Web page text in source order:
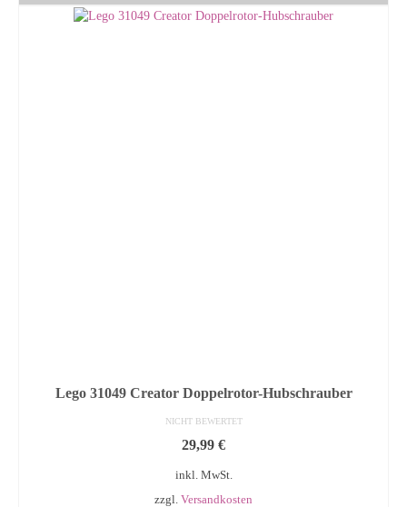
Lego 31049 Creator Doppelrotor-Hubschrauber
NICHT BEWERTET
29,99 €
inkl. MwSt.
zzgl. Versandkosten